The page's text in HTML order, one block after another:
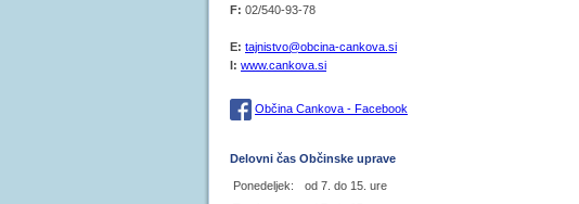
F: 02/540-93-78
E: tajnistvo@obcina-cankova.si
I: www.cankova.si
Občina Cankova - Facebook
Delovni čas Občinske uprave
Ponedeljek:
od 7. do 15. ure